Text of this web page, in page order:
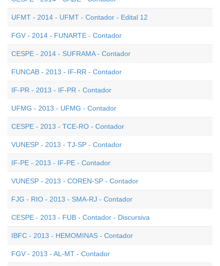
UFMT - 2014 - UFMT - Contador - Edital 12
FGV - 2014 - FUNARTE - Contador
CESPE - 2014 - SUFRAMA - Contador
FUNCAB - 2013 - IF-RR - Contador
IF-PR - 2013 - IF-PR - Contador
UFMG - 2013 - UFMG - Contador
CESPE - 2013 - TCE-RO - Contador
VUNESP - 2013 - TJ-SP - Contador
IF-PE - 2013 - IF-PE - Contador
VUNESP - 2013 - COREN-SP - Contador
FJG - RIO - 2013 - SMA-RJ - Contador
CESPE - 2013 - FUB - Contador - Discursiva
IBFC - 2013 - HEMOMINAS - Contador
FGV - 2013 - AL-MT - Contador